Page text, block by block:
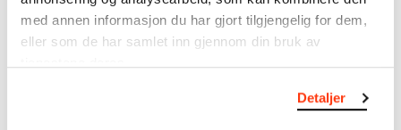
med annen informasjon du har gjort tilgjengelig for dem,
eller som de har samlet inn gjennom din bruk av
Detaljer
Kreditering
I privat eie
Bibliografi
Otto Lous Mohr